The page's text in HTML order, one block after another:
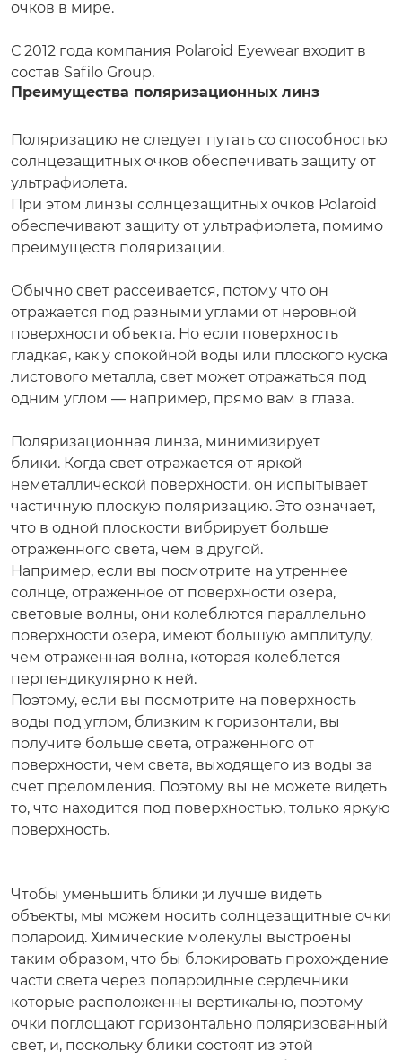
очков в мире.
С 2012 года компания Polaroid Eyewear входит в
состав Safilo Group.
Преимущества поляризационных линз
Поляризацию не следует путать со способностью
солнцезащитных очков обеспечивать защиту от
ультрафиолета.
При этом линзы солнцезащитных очков Polaroid
обеспечивают защиту от ультрафиолета, помимо
преимуществ поляризации.
Обычно свет рассеивается, потому что он
отражается под разными углами от неровной
поверхности объекта. Но если поверхность
гладкая, как у спокойной воды или плоского куска
листового металла, свет может отражаться под
одним углом — например, прямо вам в глаза.
Поляризационная линза, минимизирует
блики. Когда свет отражается от яркой
неметаллической поверхности, он испытывает
частичную плоскую поляризацию. Это означает,
что в одной плоскости вибрирует больше
отраженного света, чем в другой.
Например, если вы посмотрите на утреннее
солнце, отраженное от поверхности озера,
световые волны, они колеблются параллельно
поверхности озера, имеют большую амплитуду,
чем отраженная волна, которая колеблется
перпендикулярно к ней.
Поэтому, если вы посмотрите на поверхность
воды под углом, близким к горизонтали, вы
получите больше света, отраженного от
поверхности, чем света, выходящего из воды за
счет преломления. Поэтому вы не можете видеть
то, что находится под поверхностью, только яркую
поверхность.
Чтобы уменьшить блики ;и лучше видеть
объекты, мы можем носить солнцезащитные очки
полароид. Химические молекулы выстроены
таким образом, что бы блокировать прохождение
части света через полароидные сердечники
которые расположенны вертикально, поэтому
очки поглощают горизонтально поляризованный
свет, и, поскольку блики состоят из этой